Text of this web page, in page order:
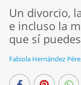
Un divorcio,
e incluso la
que sí
Fabiola Hernández